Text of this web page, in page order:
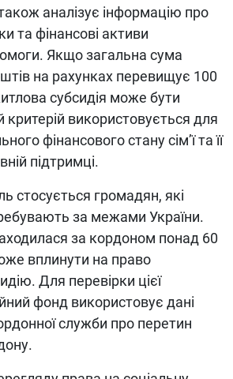
аналізує інформацію про
та фінансові активи
Якщо загальна сума
на рахунках перевищує 100
субсидія може бути
критерій використовується для
фінансового стану сім’ї та її
підтримці.
стосується громадян, які
за межами України.
за кордоном понад 60
вплинути на право
Для перевірки цієї
фонд використовує дані
служби про перетин